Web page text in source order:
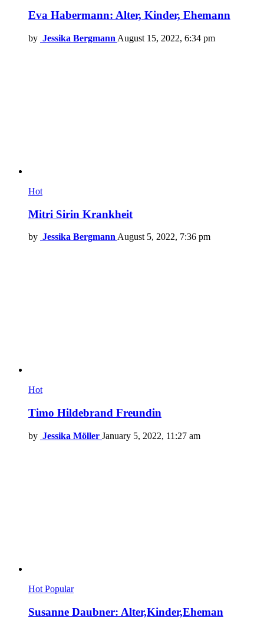
Eva Habermann: Alter, Kinder, Ehemann
by Jessika Bergmann August 15, 2022, 6:34 pm
Hot
Mitri Sirin Krankheit
by Jessika Bergmann August 5, 2022, 7:36 pm
Hot
Timo Hildebrand Freundin
by Jessika Möller January 5, 2022, 11:27 am
Hot Popular
Susanne Daubner: Alter,Kinder,Eheman